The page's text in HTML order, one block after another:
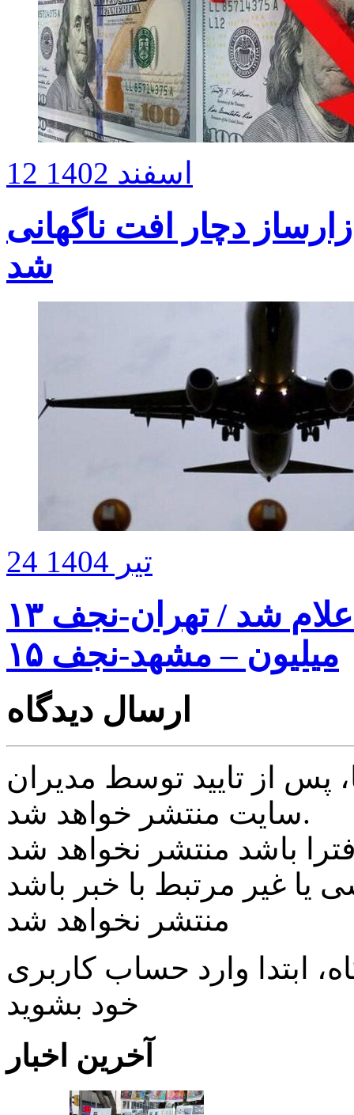
12 اسفند 1402
دچار افت ناگهانی
شد
24 تیر 1404
نرخ بلیت پرواز اربعین اعلام شد / تهران-نجف ۱۳
میلیون – مشهد-نجف ۱۵
ارسال دیدگاه
از تایید توسط مدیران
سایت منتشر خواهد شد.
یا غیر مرتبط با خبر باشد
منتشر نخواهد شد
ابتدا وارد حساب كاربری
خود بشويد
آخرین اخبار